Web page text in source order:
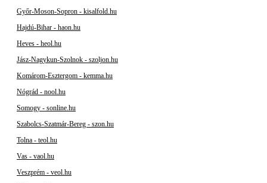
Győr-Moson-Sopron - kisalfold.hu
Hajdú-Bihar - haon.hu
Heves - heol.hu
Jász-Nagykun-Szolnok - szoljon.hu
Komárom-Esztergom - kemma.hu
Nógrád - nool.hu
Somogy - sonline.hu
Szabolcs-Szatmár-Bereg - szon.hu
Tolna - teol.hu
Vas - vaol.hu
Veszprém - veol.hu